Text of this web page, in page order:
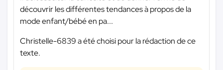
découvrir les différentes tendances à propos de la
mode enfant/bébé en pa...
Christelle-6839 a été choisi pour la rédaction de ce
texte.